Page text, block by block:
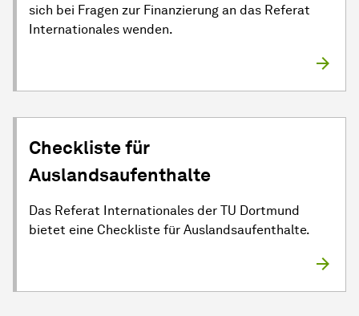
sich bei Fragen zur Finanzierung an das Referat
Internationales wenden.
Checkliste für
Auslandsaufenthalte
Das Referat Internationales der TU Dortmund
bietet eine Checkliste für Auslandsaufenthalte.